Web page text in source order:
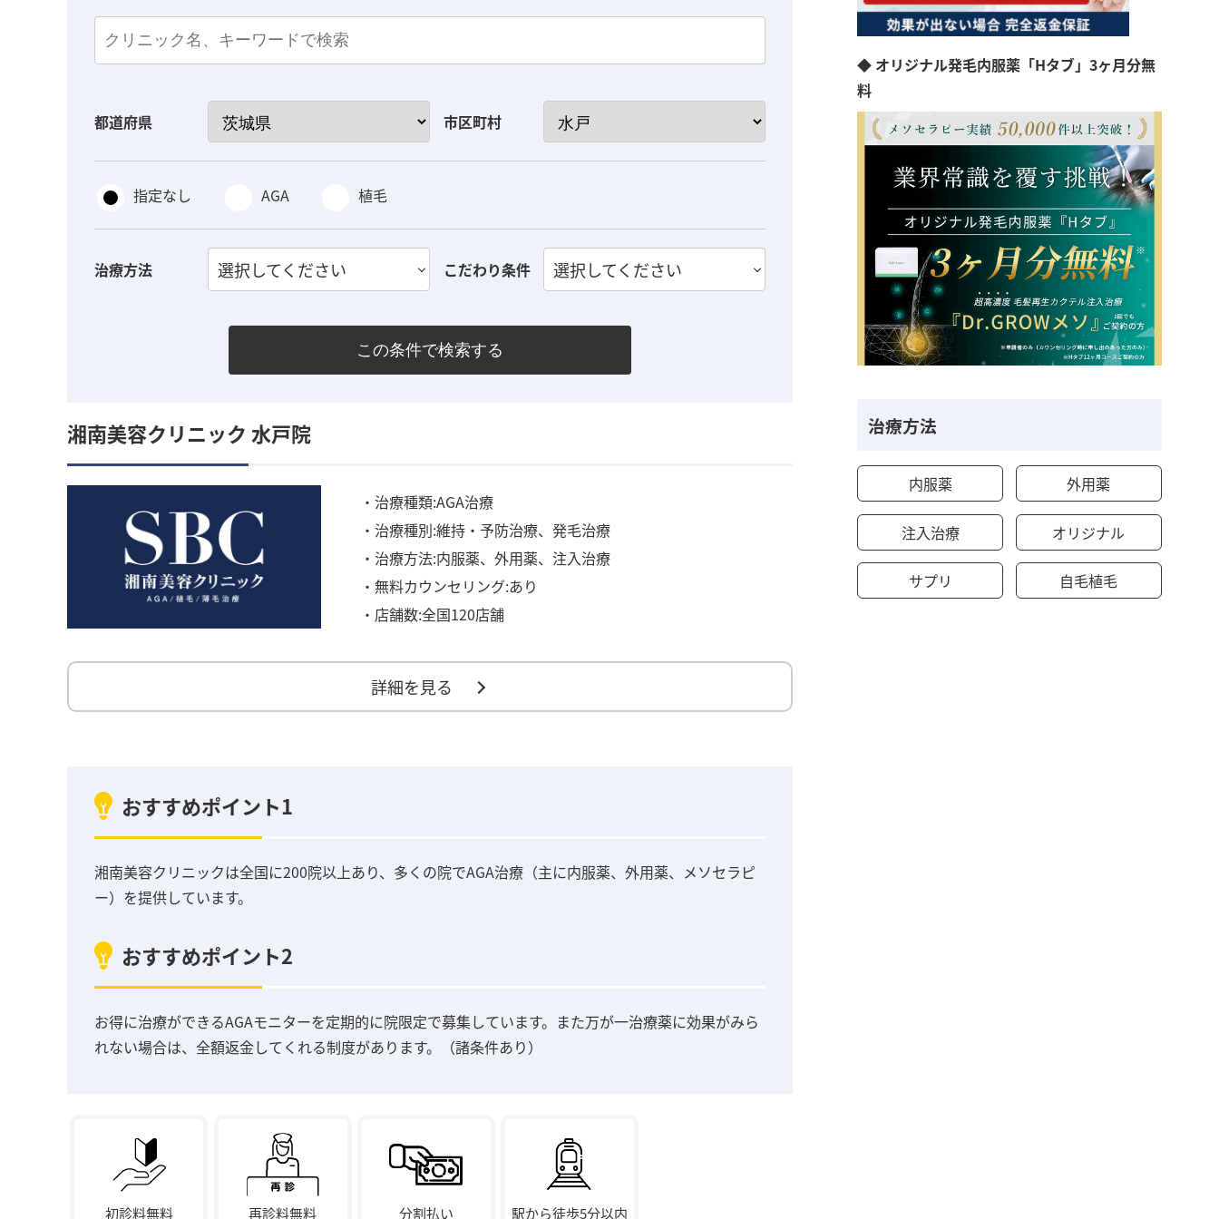
都道府県 市区町村
指定なし AGA 植毛
治療方法 選択してください こだわり条件 選択してください
この条件で検索する
湘南美容クリニック 水戸院
・治療種類:AGA治療
・治療種別:維持・予防治療、発毛治療
・治療方法:内服薬、外用薬、注入治療
・無料カウンセリング:あり
・店舗数:全国120店舗
詳細を見る
おすすめポイント1
湘南美容クリニックは全国に200院以上あり、多くの院でAGA治療（主に内服薬、外用薬、メソセラピ
ー）を提供しています。
おすすめポイント2
お得に治療ができるAGAモニターを定期的に院限定で募集しています。また万が一治療薬に効果がみら
れない場合は、全額返金してくれる制度があります。（諸条件あり）
初診料無料 再診料無料 分割払い 駅から徒歩5分以内
◆ オリジナル発毛内服薬「Hタブ」3ヶ月分無
料
治療方法
内服薬 外用薬
注入治療 オリジナル
サプリ 自毛植毛